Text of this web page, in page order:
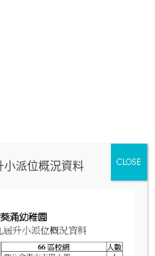
派位概況資料 CLOSE